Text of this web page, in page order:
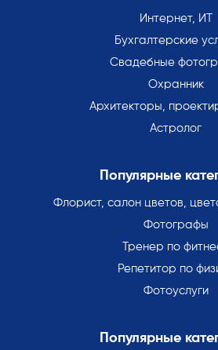
Интернет, ИТ
Бухгалтерские
Свадебные
Охранник
Архитекторы,
Астролог
Популярные
Флорист, салон цветов,
Фотографы
Тренер по
Репетитор по
Фотоуслуги
Популярные